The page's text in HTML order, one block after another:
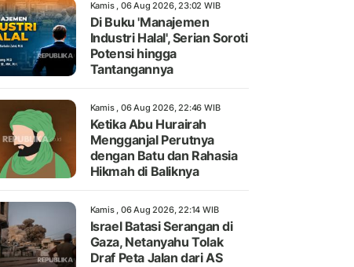
Kamis , 06 Aug 2026, 23:02 WIB
Di Buku 'Manajemen
Industri Halal', Serian Soroti
Potensi hingga
Tantangannya
Kamis , 06 Aug 2026, 22:46 WIB
Ketika Abu Hurairah
Mengganjal Perutnya
dengan Batu dan Rahasia
Hikmah di Baliknya
Kamis , 06 Aug 2026, 22:14 WIB
Israel Batasi Serangan di
Gaza, Netanyahu Tolak
Draf Peta Jalan dari AS